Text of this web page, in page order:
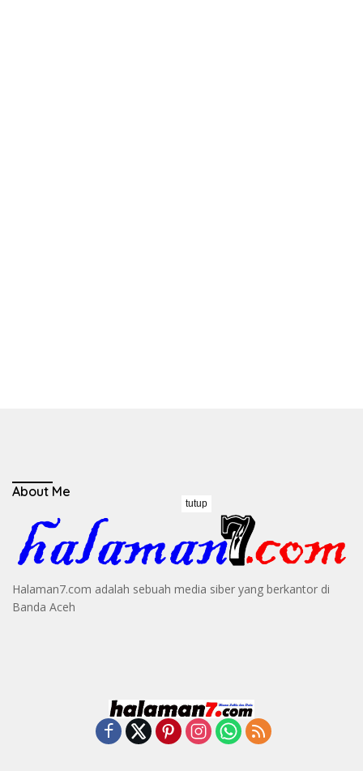
About Me
Halaman7.com adalah sebuah media siber yang berkantor di
Banda Aceh
tutup